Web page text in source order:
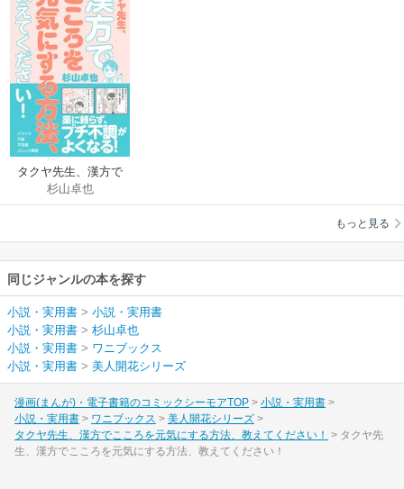
タクヤ先生、漢方で
こころを元気にする
方法、教えてくださ
杉山卓也
もっと見る
同じジャンルの本を探す
小説・実用書 > 小説・実用書
小説・実用書 > 杉山卓也
小説・実用書 > ワニブックス
小説・実用書 > 美人開花シリーズ
漫画(まんが)・電子書籍のコミックシーモアTOP
小説・実用書
小説・実用書
ワニブックス
美人開花シリーズ
タクヤ先生、漢方でこころを元気にする方法、教えてください！
タクヤ先
生、漢方でこころを元気にする方法、教えてください！